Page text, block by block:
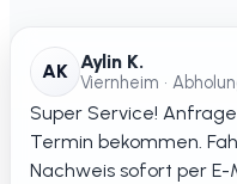
AK Aylin K.
Viernheim •
Super Service!
Termin bekommen.
Nachweis sofort per E-